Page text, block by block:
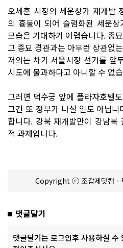
오세훈 시장의 세운상가 재개발
의 흉물이 되어 슬럼화된 세운
모습은 기대하기 어렵습니다. 종
고 종묘 경관과는 아무런 상관없
저의는 차기 서울시장 선거를 앞
시도에 불과하다고 아니할 수 없
그러면 덕수궁 앞에 플라자호텔
그건 또 정부가 나설 일도 아닙
합니다. 강북 재개발만이 강남북
적 과제입니다.
Copyright ⓒ 조갑제닷컴 -
댓글달기
댓글달기는 로그인후 사용하실